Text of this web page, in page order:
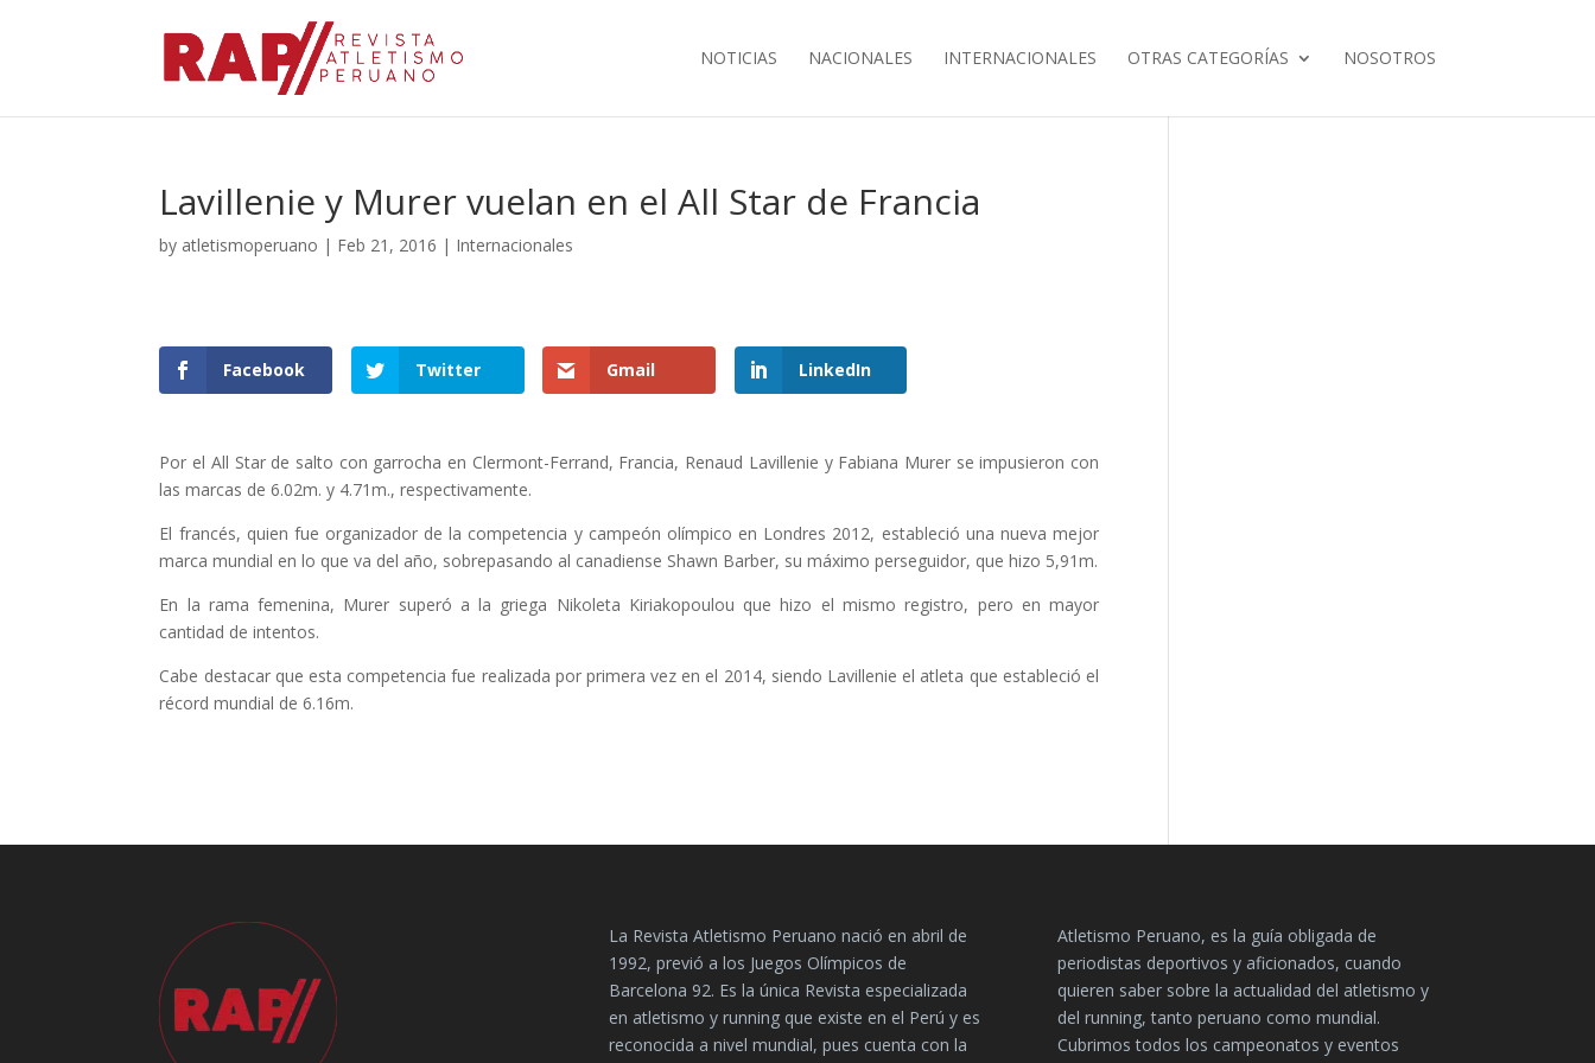
NOTICIAS NACIONALES INTERNACIONALES OTRAS CATEGORÍAS NOSOTROS
Lavillenie y Murer vuelan en el All Star de Francia
by atletismoperuano | Feb 21, 2016 | Internacionales
Facebook Twitter Gmail LinkedIn
Por el All Star de salto con garrocha en Clermont-Ferrand, Francia, Renaud Lavillenie y Fabiana Murer se impusieron con
las marcas de 6.02m. y 4.71m., respectivamente.
El francés, quien fue organizador de la competencia y campeón olímpico en Londres 2012, estableció una nueva mejor
marca mundial en lo que va del año, sobrepasando al canadiense Shawn Barber, su máximo perseguidor, que hizo 5,91m.
En la rama femenina, Murer superó a la griega Nikoleta Kiriakopoulou que hizo el mismo registro, pero en mayor
cantidad de intentos.
Cabe destacar que esta competencia fue realizada por primera vez en el 2014, siendo Lavillenie el atleta que estableció el
récord mundial de 6.16m.
La Revista Atletismo Peruano nació en abril de
1992, previó a los Juegos Olímpicos de
Barcelona 92. Es la única Revista especializada
en atletismo y running que existe en el Perú y es
reconocida a nivel mundial, pues cuenta con la
Atletismo Peruano, es la guía obligada de
periodistas deportivos y aficionados, cuando
quieren saber sobre la actualidad del atletismo y
del running, tanto peruano como mundial.
Cubrimos todos los campeonatos y eventos